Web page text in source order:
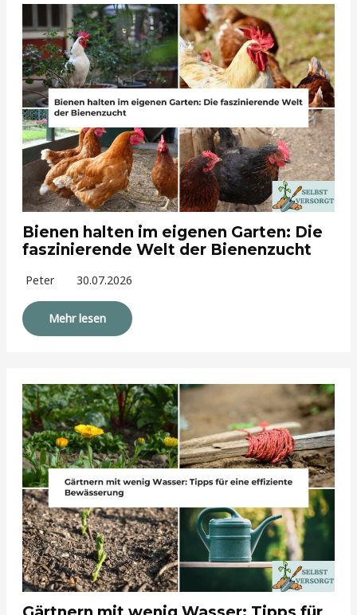
Bienen halten im eigenen Garten: Die
faszinierende Welt der Bienenzucht
Peter 30.07.2026
Mehr lesen